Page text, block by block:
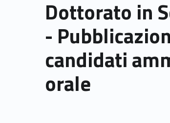
Dottorato in
-
candidati
orale